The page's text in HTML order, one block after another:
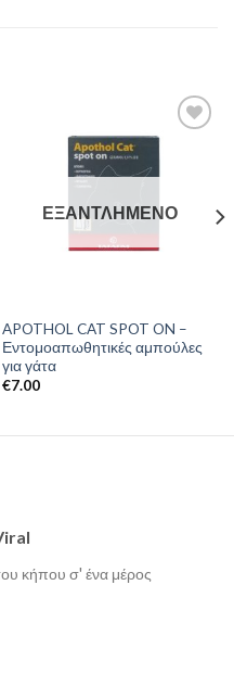
ΕΞΑΝΤΛΗΜΈΝΟ
APOTHOL CAT SPOT ON –
Εντομοαπωθητικές αμπούλες
για γάτα
€7.00
κήπου σ' ένα μέρος